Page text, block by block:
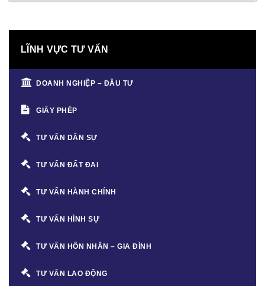
LĨNH VỰC TƯ VẤN
DOANH NGHIỆP – ĐẦU TƯ
GIẤY PHÉP
TƯ VẤN DÂN SỰ
TƯ VẤN ĐẤT ĐAI
TƯ VẤN HÀNH CHÍNH
TƯ VẤN HÌNH SỰ
TƯ VẤN HÔN NHÂN – GIA ĐÌNH
TƯ VẤN LAO ĐỘNG